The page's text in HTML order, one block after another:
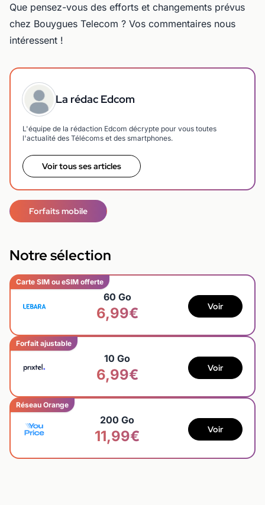
Que pensez-vous des efforts et changements prévus
chez Bouygues Telecom ? Vos commentaires nous
intéressent !
La rédac Edcom
L'équipe de la rédaction Edcom décrypte pour vous toutes
l'actualité des Télécoms et des smartphones.
Voir tous ses articles
Forfaits mobile
Notre sélection
Carte SIM ou eSIM offerte
60 Go
6,99€ Voir
Forfait ajustable
10 Go
6,99€ Voir
Réseau Orange
200 Go
11,99€ Voir